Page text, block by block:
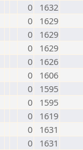
0
1632
0
1629
0
1629
0
1629
0
1626
0
1606
0
1595
0
1595
0
1619
0
1631
0
1631